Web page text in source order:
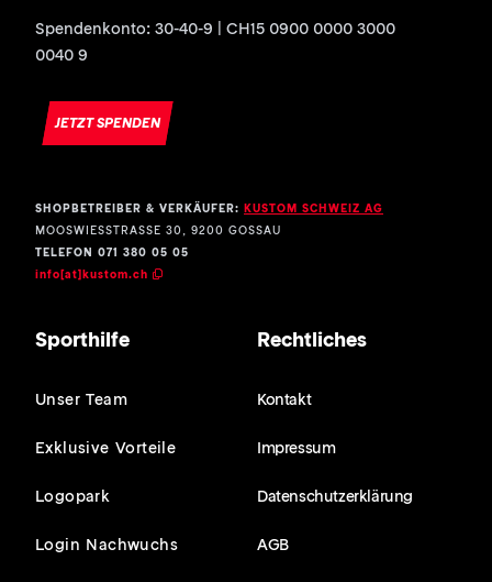
Spendenkonto: 30-40-9 | CH15 0900 0000 3000
0040 9
JETZT SPENDEN
SHOPBETREIBER & VERKÄUFER: KUSTOM SCHWEIZ AG
MOOSWIESSTRASSE 30, 9200 GOSSAU
TELEFON 071 380 05 05
info[at]kustom.ch
Sporthilfe
Unser Team
Exklusive Vorteile
Logopark
Login Nachwuchs
Rechtliches
Kontakt
Impressum
Datenschutzerklärung
AGB